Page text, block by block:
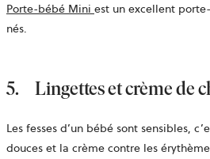
Porte-bébé Mini est un excellent
nés.
5. Lingettes et crème de
Les fesses d’un bébé sont sensibles,
douces et la crème contre les